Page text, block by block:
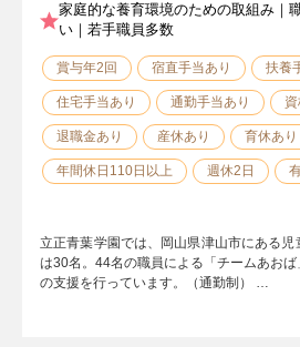
家庭的な養育環境のための取組み｜
い｜若手職員多数
賞与年2回 宿直手当あり 扶養
住宅手当あり 通勤手当あり
退職金あり 産休あり 育休あり
年間休日110日以上 週休2日
立正青葉学園では、岡山県津山市にある
は30名。44名の職員による「チームあお
の支援を行っています。（通勤制） …